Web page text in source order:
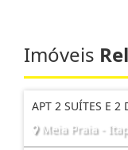
Imóveis
APT 2 SUÍTES E 2
Meia Praia -